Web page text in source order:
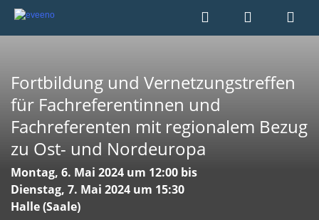
Fortbildung und Vernetzungstreffen
für Fachreferentinnen und
Fachreferenten mit regionalem Bezug
zu Ost- und Nordeuropa
Montag, 6. Mai 2024 um 12:00 bis
Dienstag, 7. Mai 2024 um 15:30
Halle (Saale)